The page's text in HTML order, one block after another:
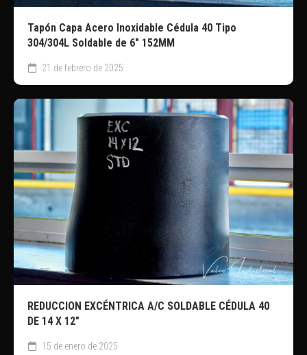
Tapón Capa Acero Inoxidable Cédula 40 Tipo
304/304L Soldable de 6″ 152MM
21 de febrero de 2025
REDUCCION EXCÉNTRICA A/C SOLDABLE CÉDULA 40
DE 14 X 12″
15 de enero de 2025